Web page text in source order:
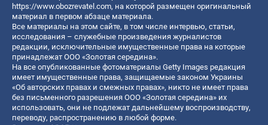
https://www.obozrevatel.com, на которой размещен оригинальный
материал в первом абзаце материала.
Все материалы на этом сайте, в том числе интервью, статьи,
исследования – служебные произведения журналистов
редакции, исключительные имущественные права на которые
принадлежат ООО «Золотая середина».
На все опубликованные фотоматериалы Getty Images редакция
имеет имущественные права, защищаемые законом Украины
«Об авторских правах и смежных правах», никто не имеет права
без письменного разрешения ООО «Золотая середина» их
использовать, они не подлежат дальнейшему воспроизводству,
переводу, распространению в любой форме.